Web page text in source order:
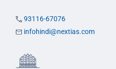
93116-67076
infohindi@nextias.com